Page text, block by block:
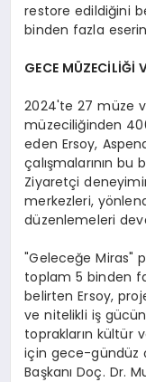
restore edildiğini
binden fazla eserin
GECE MÜZECİLİĞİ
2024'te 27 müze
müzeciliğinden
eden Ersoy,
çalışmalarının bu
Ziyaretçi
merkezleri,
düzenlemeleri
"Geleceğe Miras"
toplam 5 binden
belirten Ersoy,
ve nitelikli iş
toprakların kültür
için gece-gündüz
Başkanı Doç. Dr.